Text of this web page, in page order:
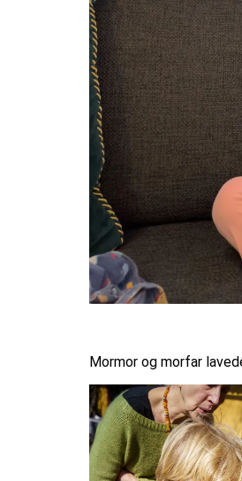
Mormor og morfar